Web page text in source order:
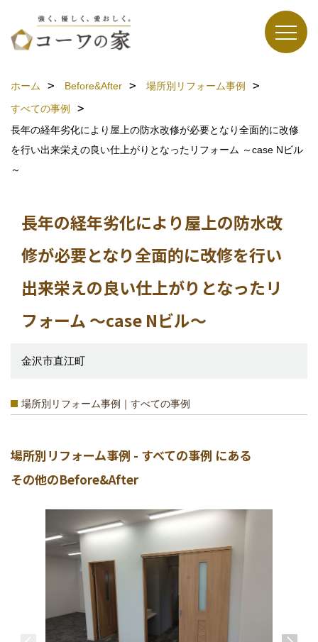
ホーム Before&After
場所別リフォーム事例
すべての事例
長年の経年劣化により屋上の防水改修が必要となり全面的に改修
を行い出来栄えの良い仕上がりとなったリフォーム ～case Nビル
～
長年の経年劣化により屋上の防水改
修が必要となり全面的に改修を行い
出来栄えの良い仕上がりとなったリ
フォーム ～case Nビル～
金沢市直江町
場所別リフォーム事例｜すべての事例
場所別リフォーム事例 - すべての事例 にある
その他のBefore&After